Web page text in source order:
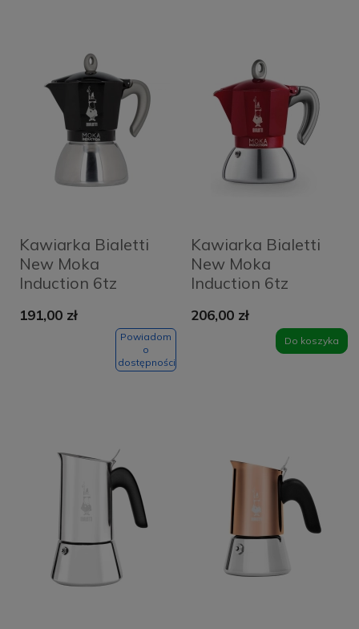
Kawiarka Bialetti
New Moka
Induction 6tz
191,00 zł
Powiadom
o
dostępności
Kawiarka Bialetti
New Moka
Induction 6tz
206,00 zł
Do koszyka